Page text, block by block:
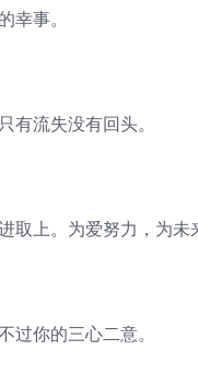
幸事。
有流失没有回头。
取上。为爱努力，为未
过你的三心二意。